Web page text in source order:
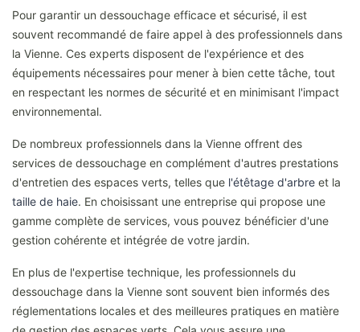
Pour garantir un dessouchage efficace et sécurisé, il est
souvent recommandé de faire appel à des professionnels dans
la Vienne. Ces experts disposent de l'expérience et des
équipements nécessaires pour mener à bien cette tâche, tout
en respectant les normes de sécurité et en minimisant l'impact
environnemental.
De nombreux professionnels dans la Vienne offrent des
services de dessouchage en complément d'autres prestations
d'entretien des espaces verts, telles que l'étêtage d'arbre et la
taille de haie. En choisissant une entreprise qui propose une
gamme complète de services, vous pouvez bénéficier d'une
gestion cohérente et intégrée de votre jardin.
En plus de l'expertise technique, les professionnels du
dessouchage dans la Vienne sont souvent bien informés des
réglementations locales et des meilleures pratiques en matière